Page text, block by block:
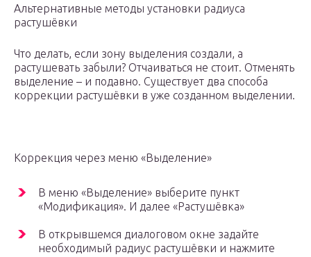
Альтернативные методы установки радиуса
растушёвки
Что делать, если зону выделения создали, а
растушевать забыли? Отчаиваться не стоит. Отменять
выделение – и подавно. Существует два способа
коррекции растушёвки в уже созданном выделении.
Коррекция через меню «Выделение»
В меню «Выделение» выберите пункт
«Модификация». И далее «Растушёвка»
В открывшемся диалоговом окне задайте
необходимый радиус растушёвки и нажмите